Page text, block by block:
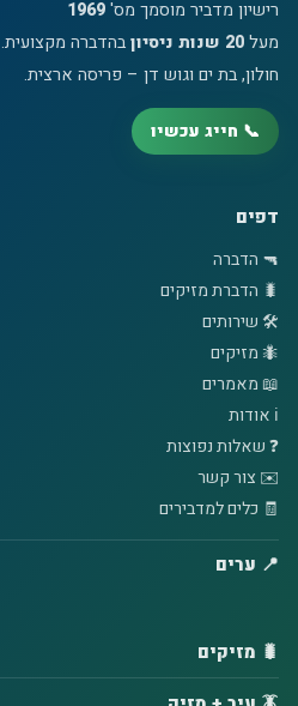
רישיון מדביר מוסמך מס'1969
מעל20 שנות ניסיון
בהדברה מקצועית.
חולון, בת ים וגוש דן – פריסה ארצית.
📞 חייג עכשיו
דפים
🔫 הדברה
🐛 הדברת מזיקים
🛠️ שירותים
🐜 מזיקים
📖 מאמרים
ℹ️ אודות
❓ שאלות נפוצות
✉️ צור קשר
🧾 כלים למדבירים
📍 ערים
🐛 מזיקים